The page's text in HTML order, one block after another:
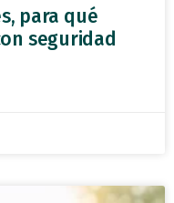
para qué
seguridad